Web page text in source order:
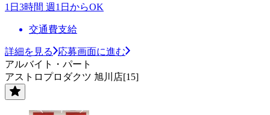
1日3時間 週1日からOK
交通費支給
詳細を見る
応募画面に進む
アルバイト・パート
アストロプロダクツ 旭川店[15]